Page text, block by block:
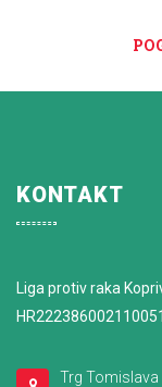
KONTAKT
Liga protiv raka
Trg Tomislava